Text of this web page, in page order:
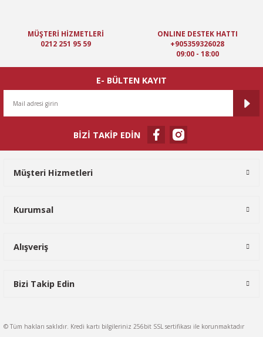
Ürün bilgilerinde hatalar bulunuyor.
Ürün fiyatı diğer sitelerden daha pahalı.
Gönder
MÜŞTERİ HİZMETLERİ
0212 251 95 59
ONLINE DESTEK HATTI
+905359326028
09:00 - 18:00
E- BÜLTEN KAYIT
BİZİ TAKİP EDİN
Müşteri Hizmetleri
Kurumsal
Alışveriş
Bizi Takip Edin
© Tüm hakları saklıdır. Kredi kartı bilgileriniz 256bit SSL sertifikası ile korunmaktadır